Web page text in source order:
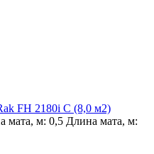
FH 2180i С (8,0 м2)
мата, м: 0,5 Длина мата, м: